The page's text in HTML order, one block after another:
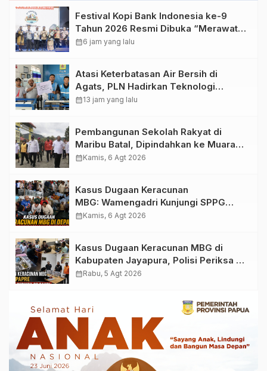
Festival Kopi Bank Indonesia ke-9
Tahun 2026 Resmi Dibuka “Merawat
Warisan, Membangun Masa Depan
calendar_month6 jam yang lalu
Atasi Keterbatasan Air Bersih di
Agats, PLN Hadirkan Teknologi
Desalinasi untuk Masjid Saiful Al-
calendar_month13 jam yang lalu
Pembangunan Sekolah Rakyat di
Maribu Batal, Dipindahkan ke Muara
Tami, Ini Sebabnya
calendar_monthKamis, 6 Agt 2026
Kasus Dugaan Keracunan
MBG: Wamengadri Kunjungi SPPG
Yayasan KIS Papua, Ini yang
calendar_monthKamis, 6 Agt 2026
Kasus Dugaan Keracunan MBG di
Kabupaten Jayapura, Polisi Periksa 30
Orang Saksi
calendar_monthRabu, 5 Agt 2026